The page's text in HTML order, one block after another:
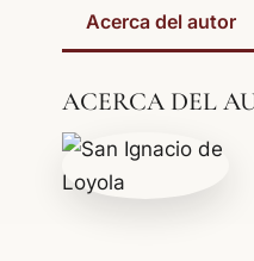
Acerca del autor
ACERCA DEL